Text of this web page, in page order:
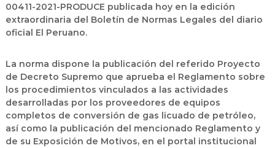
00411-2021-PRODUCE publicada hoy en la edición
extraordinaria del Boletín de Normas Legales del diario
oficial El Peruano.
La norma dispone la publicación del referido Proyecto
de Decreto Supremo que aprueba el Reglamento sobre
los procedimientos vinculados a las actividades
desarrolladas por los proveedores de equipos
completos de conversión de gas licuado de petróleo,
así como la publicación del mencionado Reglamento y
de su Exposición de Motivos, en el portal institucional